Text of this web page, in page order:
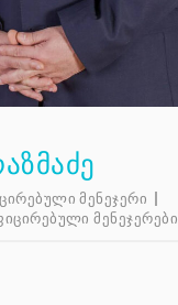
მენეჯერი
მენეჯერები